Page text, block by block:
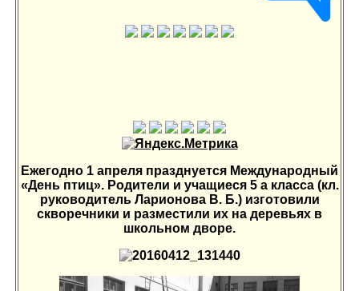
Ежегодно 1 апреля празднуется Международный
«День птиц». Родители и учащиеся 5 а класса (кл.
руководитель Ларионова В. Б.) изготовили
скворечники и разместили их на деревьях в
школьном дворе.